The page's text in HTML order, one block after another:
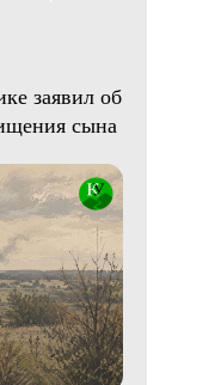
заявил об
сына